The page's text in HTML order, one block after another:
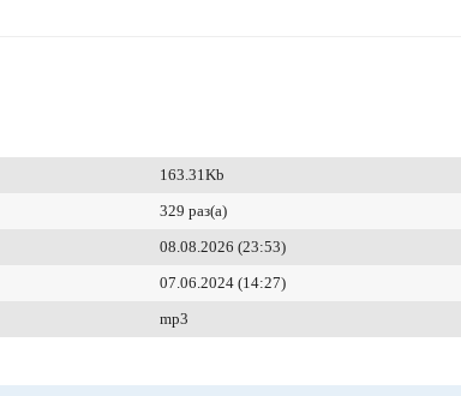
163.31Kb
329 раз(а)
08.08.2026 (23:53)
07.06.2024 (14:27)
mp3